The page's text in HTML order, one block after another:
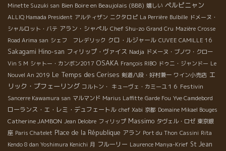
Minette Suzuki san Bien Boire en Beaujolais (BBB) 嬉しい ペルピニャン
ALLIQ Hamada President アルティザン ニクタロピ La Perrière Bulbille ドメーヌ・
シャルロット・バテ アラン・シャペル Chef Shu-zo Grand Cru Mazière Crosse
Road Arima san シェフ フレデリック クロ・ルジャール CUVEE CAMILLE 16
Sakagami Hino-san フィリップ・ヴァイス Nadja ドメーヌ・ブノワ・クロー
Vin S M シャトー・カンボン2017 OSAKA François RIBO ドゥニ・ジャンドー Le
Nouvel An 2019 Le Temps des Cerises 剣道八段・好村兼一 ワイン小売店 エ
リック・プフェーリング コルトン・ キューヴェ・カミーユ１６ Festivin
Sancerre Kawamura san マルマンド Marius Laffitte Garde Fou Yve Camdebord
ローランス・エ・レミ・デュフェートル chef Xabi 京都 Domaine Mikael Bouges
Catherine JAMBON Jean Delobre フィリップ Massimo タヴェル・ロゼ 東京銀
座 Paris Chatelet Place de la République アラン Port du Thon Cassini Rita
Kendo 8 dan Yoshimura Kenichi 月 フルーリー Laurence Manya-Krief St Jean